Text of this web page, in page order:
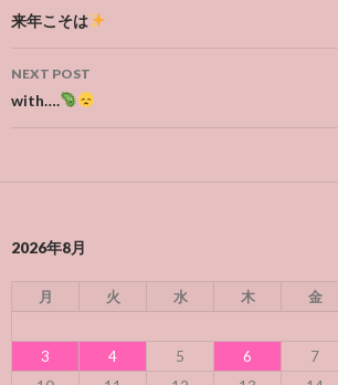
navigation
来年こそは
NEXT POST
with….
2026年8月
月 火 水 木 金
3
4 5 6 7